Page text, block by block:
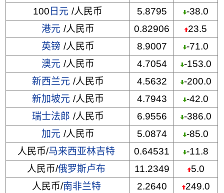
100 日元 /人民币 5.8795
-38.0
港元 /人民币 0.82906
23.5
英镑 /人民币 8.9007
-71.0
澳元 /人民币 4.7054
-153.0
新西兰元 /人民币 4.5632
-200.0
新加坡元 /人民币 4.7943
-42.0
瑞士法郎 /人民币 6.9556
-386.0
加元 /人民币 5.0874
-85.0
人民币/马来西亚林吉特 0.64531
-11.8
人民币/俄罗斯卢布 11.2349
5.0
人民币/南非兰特 2.2640
249.0